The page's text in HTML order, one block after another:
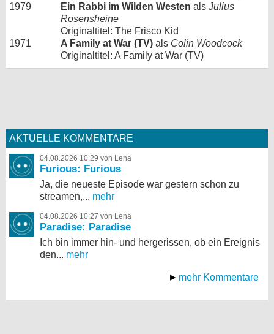
1979
Ein Rabbi im Wilden Westen als Julius
Rosensheine
Originaltitel: The Frisco Kid
1971
A Family at War (TV) als Colin Woodcock
Originaltitel: A Family at War (TV)
AKTUELLE KOMMENTARE
04.08.2026 10:29 von Lena
Furious: Furious
Ja, die neueste Episode war gestern schon zu
streamen,... mehr
04.08.2026 10:27 von Lena
Paradise: Paradise
Ich bin immer hin- und hergerissen, ob ein Ereignis
den... mehr
mehr Kommentare